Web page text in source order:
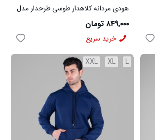
هودی مردانه کلاهدار طوسی طرحدار مدل
49168
۸۴۹,۰۰۰ تومان
خرید سریع
L
XL
XXL